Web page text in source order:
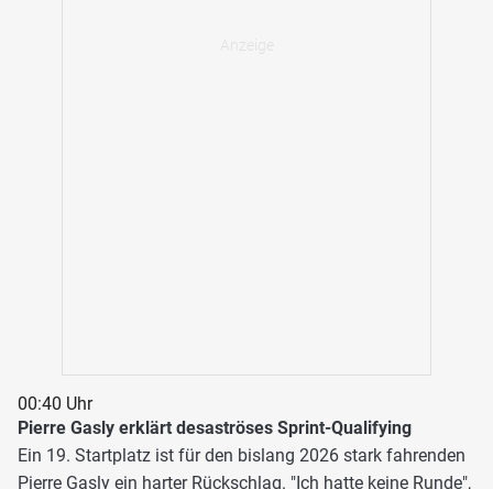
00:40 Uhr
Pierre Gasly erklärt desaströses Sprint-Qualifying
Ein 19. Startplatz ist für den bislang 2026 stark fahrenden
Pierre Gasly ein harter Rückschlag. "Ich hatte keine Runde",